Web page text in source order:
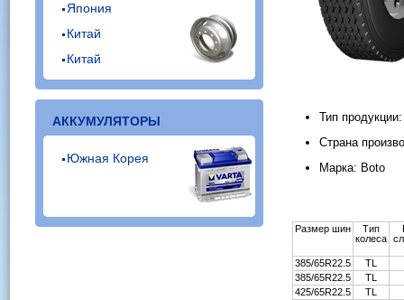
Япония
Китай
Китай
АККУМУЛЯТОРЫ
Южная Корея
Тип
Страна
Марка: Boto
Размер шин
Тип
колеса
385/65R22.5
TL
385/65R22.5
TL
425/65R22.5
TL